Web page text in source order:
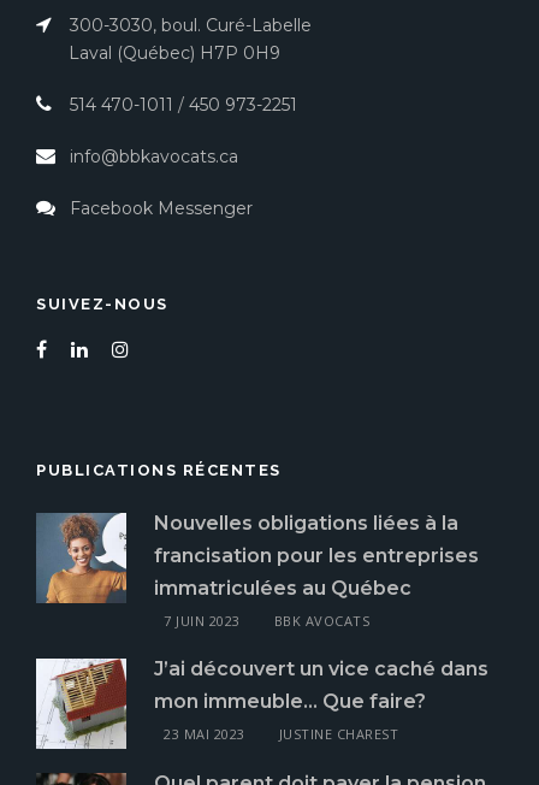
300-3030, boul. Curé-Labelle
Laval (Québec) H7P 0H9
514 470-1011 / 450 973-2251
info@bbkavocats.ca
Facebook Messenger
SUIVEZ-NOUS
PUBLICATIONS RÉCENTES
Nouvelles obligations liées à la
francisation pour les entreprises
immatriculées au Québec
7 JUIN 2023 BBK AVOCATS
J’ai découvert un vice caché dans
mon immeuble… Que faire?
23 MAI 2023 JUSTINE CHAREST